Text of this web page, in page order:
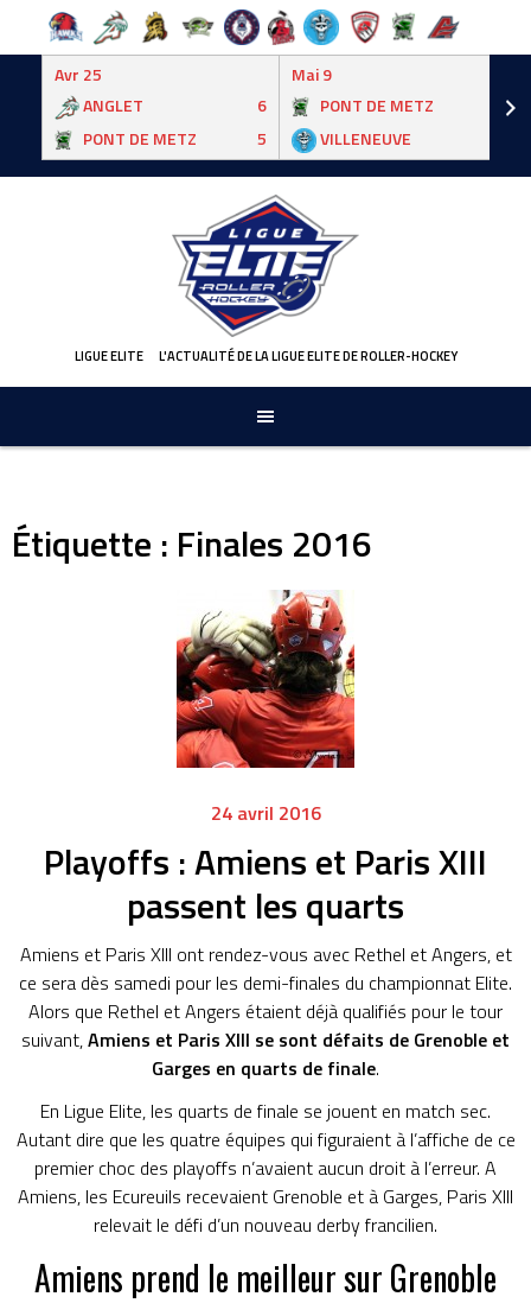
Avr 25
ANGLET
6
PONT DE METZ
5
Mai 9
PONT DE METZ
VILLENEUVE
LIGUE ELITE L'ACTUALITÉ DE LA LIGUE ELITE DE ROLLER-HOCKEY
Étiquette : Finales 2016
24 avril 2016
Playoffs : Amiens et Paris XIII
passent les quarts
Amiens et Paris XIII ont rendez-vous avec Rethel et Angers, et
ce sera dès samedi pour les demi-finales du championnat Elite.
Alors que Rethel et Angers étaient déjà qualifiés pour le tour
suivant,Amiens et Paris XIII se sont défaits de Grenoble et
Garges en quarts de finale.
En Ligue Elite, les quarts de finale se jouent en match sec.
Autant dire que les quatre équipes qui figuraient à l’affiche de ce
premier choc des playoffs n’avaient aucun droit à l’erreur. A
Amiens, les Ecureuils recevaient Grenoble et à Garges, Paris XIII
relevait le défi d’un nouveau derby francilien.
Amiens prend le meilleur sur Grenoble